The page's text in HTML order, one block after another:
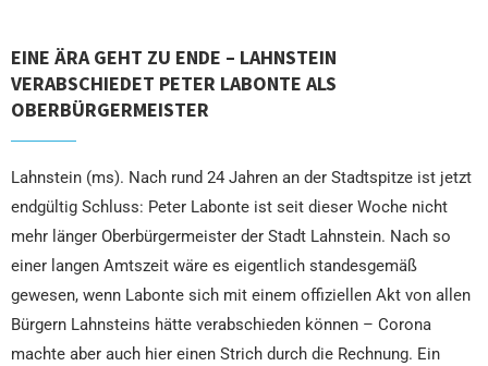
EINE ÄRA GEHT ZU ENDE – LAHNSTEIN
VERABSCHIEDET PETER LABONTE ALS
OBERBÜRGERMEISTER
Lahnstein (ms). Nach rund 24 Jahren an der Stadtspitze ist jetzt
endgültig Schluss: Peter Labonte ist seit dieser Woche nicht
mehr länger Oberbürgermeister der Stadt Lahnstein. Nach so
einer langen Amtszeit wäre es eigentlich standesgemäß
gewesen, wenn Labonte sich mit einem offiziellen Akt von allen
Bürgern Lahnsteins hätte verabschieden können – Corona
machte aber auch hier einen Strich durch die Rechnung. Ein